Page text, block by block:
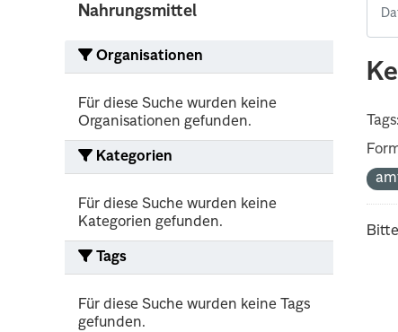
Nahrungsmittel
Organisationen
Für diese Suche wurden keine
Organisationen gefunden.
Kategorien
Für diese Suche wurden keine
Kategorien gefunden.
Tags
Für diese Suche wurden keine Tags
gefunden.
Tags: